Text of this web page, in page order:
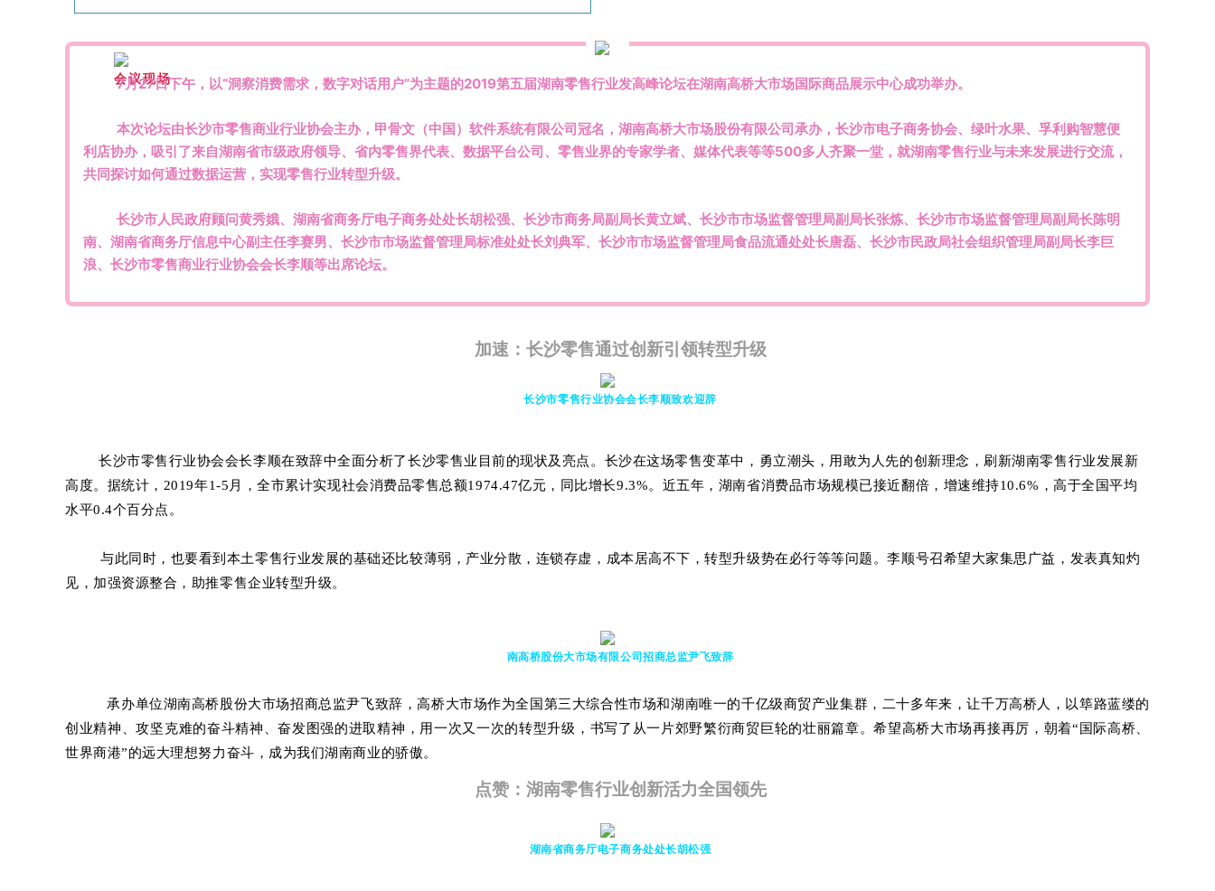
会议现场
7月27日下午，以“洞察消费需求，数字对话用户”为主题的2019第五届湖南零售行业发高峰论坛在湖南高桥大市场国际商品展示中心成功举办。
本次论坛由长沙市零售商业行业协会主办，甲骨文（中国）软件系统有限公司冠名，湖南高桥大市场股份有限公司承办，长沙市电子商务协会、绿叶水果、孚利购智慧便
利店协办，吸引了来自湖南省市级政府领导、省内零售界代表、数据平台公司、零售业界的专家学者、媒体代表等等500多人齐聚一堂，就湖南零售行业与未来发展进行交流，
共同探讨如何通过数据运营，实现零售行业转型升级。
长沙市人民政府顾问黄秀娥、湖南省商务厅电子商务处处长胡松强、长沙市商务局副局长黄立斌、长沙市市场监督管理局副局长张炼、长沙市市场监督管理局副局长陈明
南、湖南省商务厅信息中心副主任李赛男、长沙市市场监督管理局标准处处长刘典军、长沙市市场监督管理局食品流通处处长唐磊、长沙市民政局社会组织管理局副局长李巨
浪、长沙市零售商业行业协会会长李顺等出席论坛。
加速：长沙零售通过创新引领转型升级
长沙市零售行业协会会长李顺致欢迎辞
长沙市零售行业协会会长李顺在致辞中全面分析了长沙零售业目前的现状及亮点。 长沙在这场零售变革中，勇立潮头，用敢为人先的创新理念，刷新湖南零售行业发展新
高度。 据统计，2019年1-5月，全市累计实现社会消费品零售总额1974.47亿元，同比增长9.3%。 近五年，湖南省消费品市场规模已接近翻倍，增速维持10.6%，高于全国平均
水平0.4个百分点。
与此同时，也要看到本土零售行业发展的基础还比较薄弱，产业分散，连锁存虚，成本居高不下，转型升级势在必行等等问题。李顺号召希望大家集思广益，发表真知灼
见，加强资源整合，助推零售企业转型升级。
南高桥股份大市场有限公司招商总监尹飞致辞
承办单位湖南高桥股份大市场招商总监尹飞致辞，高桥大市场作为全国第三大综合性市场和湖南唯一的千亿级商贸产业集群，二十多年来，让千万高桥人，以筚路蓝缕的
创业精神、攻坚克难的奋斗精神、奋发图强的进取精神，用一次又一次的转型升级，书写了从一片郊野繁衍商贸巨轮的壮丽篇章。希望高桥大市场再接再厉，朝着“国际高桥、
世界商港”的远大理想努力奋斗，成为我们湖南商业的骄傲。
点赞：湖南零售行业创新活力全国领先
湖南省商务厅电子商务处处长胡松强